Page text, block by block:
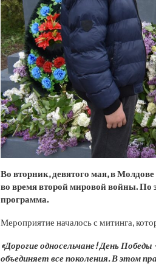
Во вторник, девятого мая, в
во время второй мировой войны. По
программа.
Мероприятие началось с митинга,
«Дорогие односельчане! День
объединяет все поколения. В этом